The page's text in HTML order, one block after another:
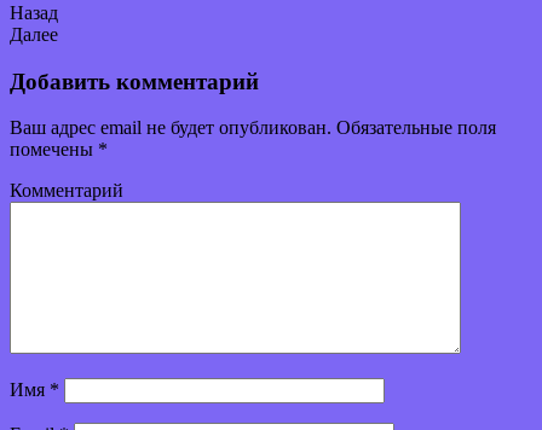
Назад
Далее
Добавить комментарий
Ваш адрес email не будет опубликован. Обязательные поля
помечены *
Комментарий
Имя *